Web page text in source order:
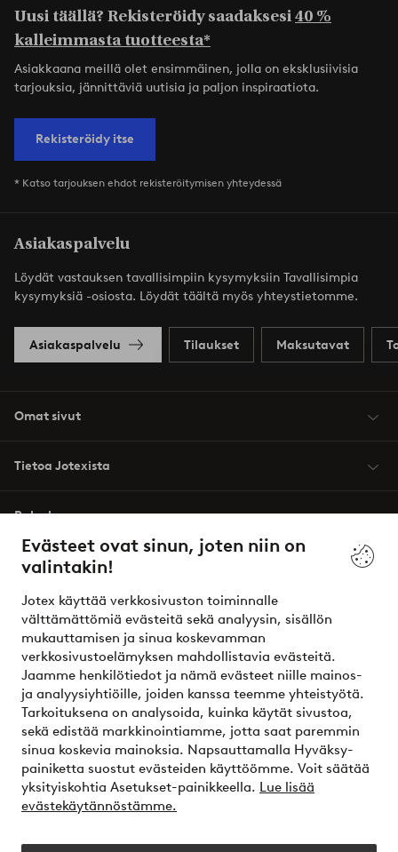
Evästeet ovat sinun, joten niin on
valintakin!
Jotex käyttää verkkosivuston toiminnalle
välttämättömiä evästeitä sekä analyysin, sisällön
mukauttamisen ja sinua koskevamman
verkkosivustoelämyksen mahdollistavia evästeitä.
Jaamme henkilötiedot ja nämä evästeet niille mainos-
ja analyysiyhtiöille, joiden kanssa teemme yhteistyötä.
Tarkoituksena on analysoida, kuinka käytät sivustoa,
sekä edistää markkinointiamme, jotta saat paremmin
sinua koskevia mainoksia. Napsauttamalla Hyväksy-
painiketta suostut evästeiden käyttöömme. Voit säätää
yksityiskohtia Asetukset-painikkeella. Lue lisää
evästekäytännöstämme.
Uusi täällä? Rekisteröidy saadaksesi40 %
kalleimmasta tuotteesta*
Asiakkaana meillä olet ensimmäinen, jolla on eksklusiivisia
tarjouksia, jännittäviä uutisia ja paljon inspiraatiota.
Rekisteröidy itse
* Katso tarjouksen ehdot rekisteröitymisen yhteydessä
Asiakaspalvelu
Löydät vastauksen tavallisimpiin kysymyksiin Tavallisimpia
kysymyksiä -osiosta. Löydät täältä myös yhteystietomme.
Asiakaspalvelu Tilaukset Maksutavat
Omat sivut
Tietoa Jotexista
Palvelumme
Ehdot
Ystävät
Turvalliset maksut – maksa nyt tai erissä
Haluatko tietää lisää maksuvaihtoehdoistamme?
elpy